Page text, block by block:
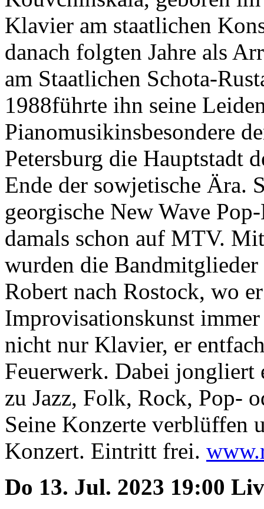
Klavier am staatlichen
danach folgten Jahre als
am Staatlichen Schota-
1988führte ihn seine
Pianomusikinsbesondere
Petersburg die Hauptstadt
Ende der sowjetische Ära.
georgische New Wave
damals schon auf MTV.
wurden die
Robert nach Rostock, wo
Improvisationskunst
nicht nur Klavier, er
Feuerwerk. Dabei
zu Jazz, Folk, Rock, Pop-
Seine Konzerte verblüffen
Konzert. Eintritt frei.
Do 13. Jul. 2023 19:00